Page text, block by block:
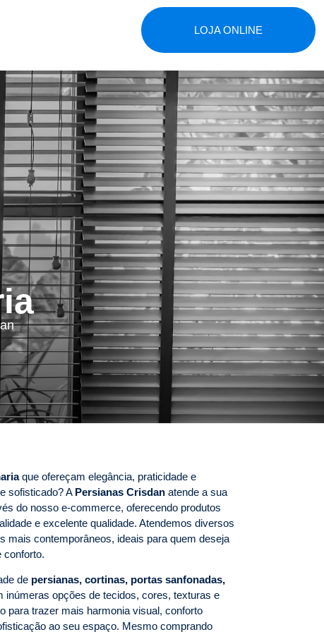
LOJA ONLINE
que ofereçam elegância, praticidade e
sofisticado? A Persianas Crisdanatende a sua
do nosso e-commerce, oferecendo produtos
e excelente qualidade. Atendemos diversos
mais contemporâneos, ideais para quem deseja
conforto.
de persianas, cortinas, portas sanfonadas,
opções de tecidos, cores, texturas e
para trazer mais harmonia visual, conforto
ao seu espaço. Mesmo comprando